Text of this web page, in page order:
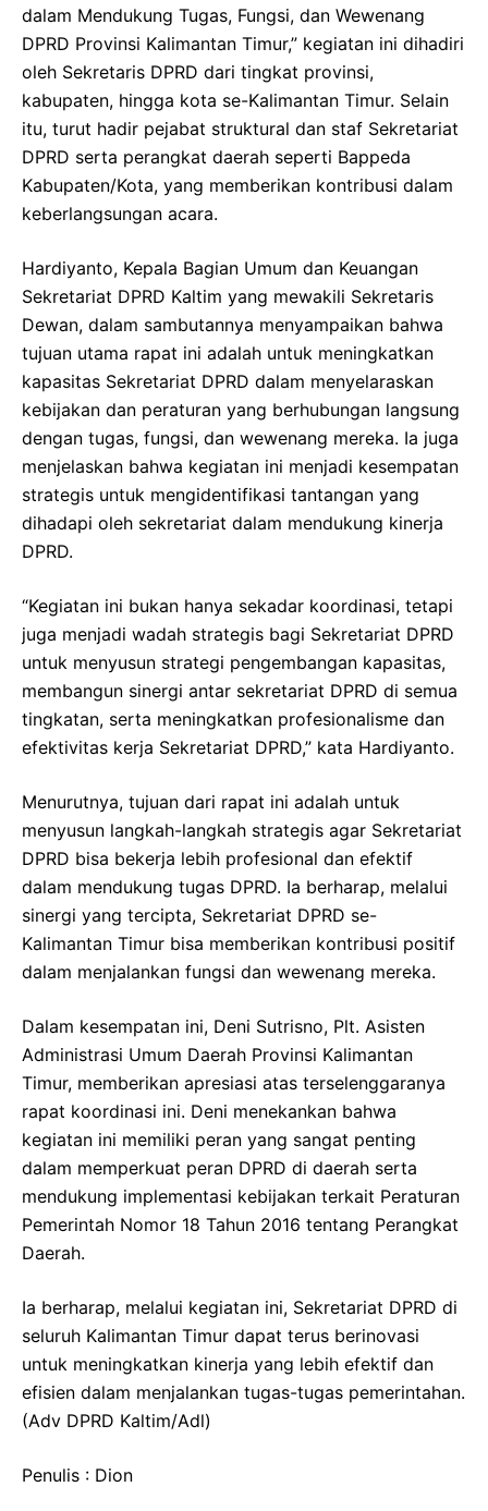
dalam Mendukung Tugas, Fungsi, dan Wewenang
DPRD Provinsi Kalimantan Timur,” kegiatan ini dihadiri
oleh Sekretaris DPRD dari tingkat provinsi,
kabupaten, hingga kota se-Kalimantan Timur. Selain
itu, turut hadir pejabat struktural dan staf Sekretariat
DPRD serta perangkat daerah seperti Bappeda
Kabupaten/Kota, yang memberikan kontribusi dalam
keberlangsungan acara.
Hardiyanto, Kepala Bagian Umum dan Keuangan
Sekretariat DPRD Kaltim yang mewakili Sekretaris
Dewan, dalam sambutannya menyampaikan bahwa
tujuan utama rapat ini adalah untuk meningkatkan
kapasitas Sekretariat DPRD dalam menyelaraskan
kebijakan dan peraturan yang berhubungan langsung
dengan tugas, fungsi, dan wewenang mereka. Ia juga
menjelaskan bahwa kegiatan ini menjadi kesempatan
strategis untuk mengidentifikasi tantangan yang
dihadapi oleh sekretariat dalam mendukung kinerja
DPRD.
“Kegiatan ini bukan hanya sekadar koordinasi, tetapi
juga menjadi wadah strategis bagi Sekretariat DPRD
untuk menyusun strategi pengembangan kapasitas,
membangun sinergi antar sekretariat DPRD di semua
tingkatan, serta meningkatkan profesionalisme dan
efektivitas kerja Sekretariat DPRD,” kata Hardiyanto.
Menurutnya, tujuan dari rapat ini adalah untuk
menyusun langkah-langkah strategis agar Sekretariat
DPRD bisa bekerja lebih profesional dan efektif
dalam mendukung tugas DPRD. Ia berharap, melalui
sinergi yang tercipta, Sekretariat DPRD se-
Kalimantan Timur bisa memberikan kontribusi positif
dalam menjalankan fungsi dan wewenang mereka.
Dalam kesempatan ini, Deni Sutrisno, Plt. Asisten
Administrasi Umum Daerah Provinsi Kalimantan
Timur, memberikan apresiasi atas terselenggaranya
rapat koordinasi ini. Deni menekankan bahwa
kegiatan ini memiliki peran yang sangat penting
dalam memperkuat peran DPRD di daerah serta
mendukung implementasi kebijakan terkait Peraturan
Pemerintah Nomor 18 Tahun 2016 tentang Perangkat
Daerah.
Ia berharap, melalui kegiatan ini, Sekretariat DPRD di
seluruh Kalimantan Timur dapat terus berinovasi
untuk meningkatkan kinerja yang lebih efektif dan
efisien dalam menjalankan tugas-tugas pemerintahan.
(Adv DPRD Kaltim/Adl)
Penulis : Dion